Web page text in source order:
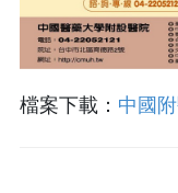
檔案下載： 中國